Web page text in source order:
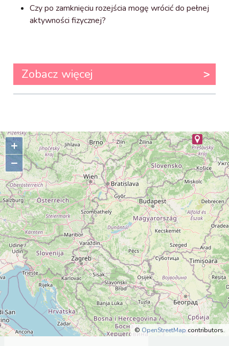
Czy po zamknięciu rozejścia mogę wrócić do pełnej
aktywności fizycznej?
Zobacz więcej
+
–
© OpenStreetMapcontributors.